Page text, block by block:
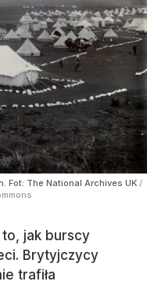
Fot: The National Archives UK /
to, jak burscy
Brytyjczycy
trafiła